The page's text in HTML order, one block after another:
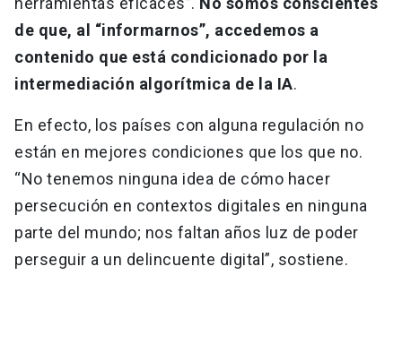
de que, al “informarnos”, accedemos a
contenido que está condicionado por la
intermediación algorítmica de la IA.
En efecto, los países con alguna regulación no
están en mejores condiciones que los que no.
“No tenemos ninguna idea de cómo hacer
persecución en contextos digitales en ninguna
parte del mundo; nos faltan años luz de poder
perseguir a un delincuente digital”, sostiene.